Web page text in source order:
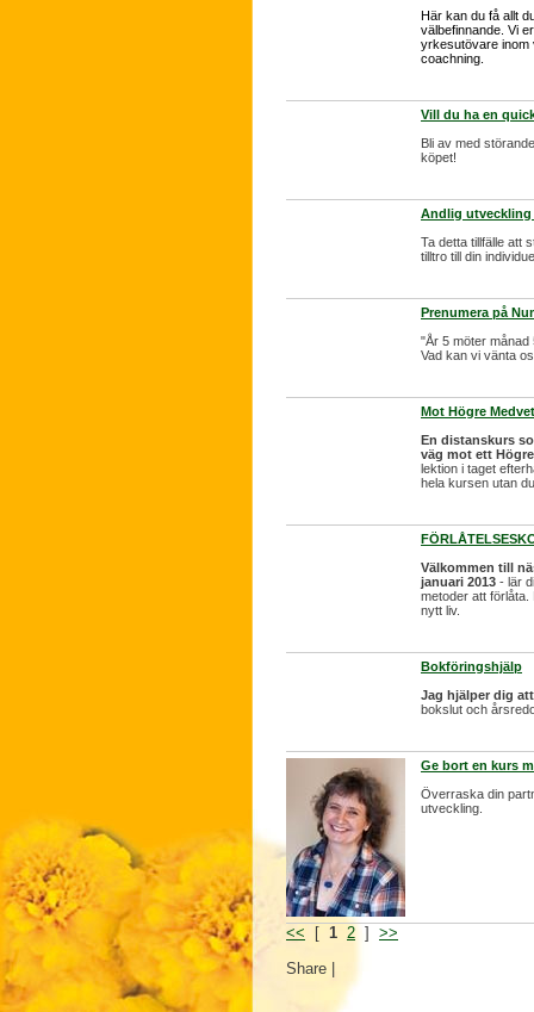
Här kan du få allt
välbefinnande. Vi
yrkesutövare inom
coachning.
Vill du ha en
Bli av med
köpet!
Andlig
Ta detta tillfälle att
tilltro till din
Prenumera på
"År 5 möter månad
Vad kan vi vänta
Mot Högre
En distanskurs
väg mot ett
lektion i taget
hela kursen utan
Välkommen till
januari 2013 - lär
metoder att
nytt liv.
Bokföringshjälp
Jag hjälper dig
bokslut och
Ge bort en kurs
Överraska din
utveckling.
<< [ 1 2 ] >>
Share